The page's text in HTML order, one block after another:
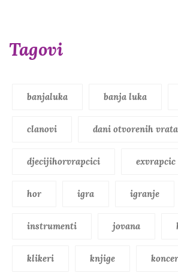
Tagovi
banjaluka banja luka
clanovi dani otvorenih vrata
djecijihorvrapcici exvrapcic
hor igra igranje
instrumenti jovana
klikeri knjige